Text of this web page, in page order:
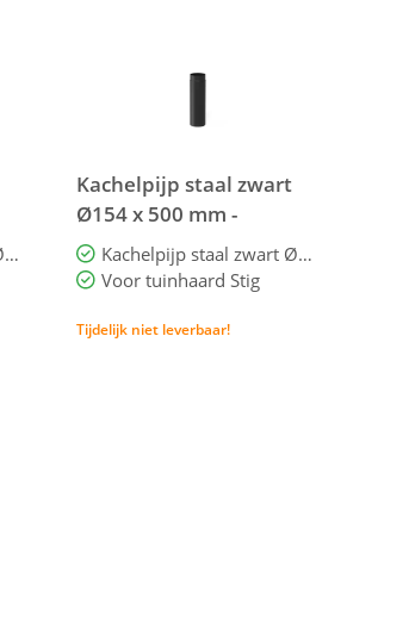
Kachelpijp staal zwart Ø154 x 1000 mm
Kachelpijp staal zwart
Ø154 x 500 mm -
BAS5.2.150 - Forno
Kachelpijp staal zwart Ø154 x 500 mm
Voor tuinhaard Stig
Tijdelijk niet leverbaar!